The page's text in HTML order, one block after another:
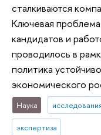
сталкиваются
Ключевая
кандидатов и
проводилось в
политика
экономического
Наука
экспертиза